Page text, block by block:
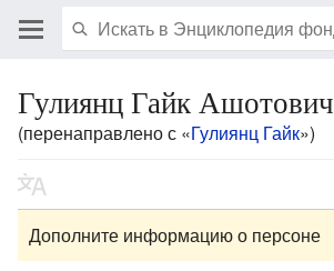
Гулиянц Гайк Ашотович
(перенаправлено с «Гулиянц Гайк»)
Дополните информацию о персоне